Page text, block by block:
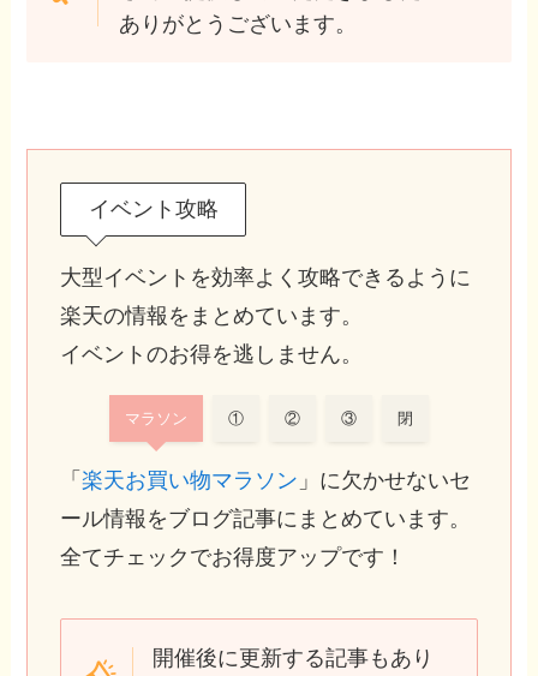
ありがとうございます。
イベント攻略
大型イベントを効率よく攻略できるように
楽天の情報をまとめています。
イベントのお得を逃しません。
マラソン ① ② ③ 閉
「楽天お買い物マラソン 」に欠かせないセ
ール情報をブログ記事にまとめています。
全てチェックでお得度アップです！
開催後に更新する記事もあり